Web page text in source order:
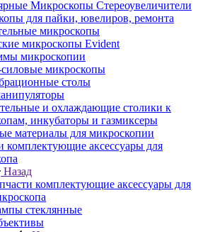
Микроскопы Стереоувеличители
для пайки, ювелиров, ремонта
микроскопы
микроскопы Evident
микроскопии
микроскопы
столы
и охлаждающие столики к
инкубаторы и газмиксеры
материалы для микроскопии
комплектующие аксессуары для
Назад
комплектующие аксессуары для
стеклянные